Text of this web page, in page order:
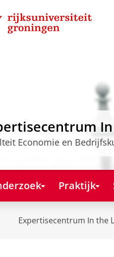
In
Economie en
Praktijk
Expertisecentrum In the